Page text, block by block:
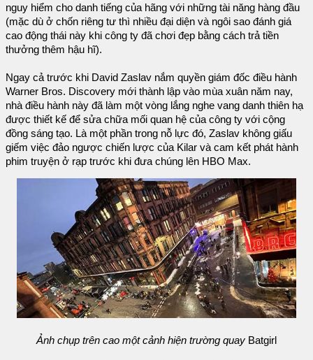
nguy hiểm cho danh tiếng của hãng với những tài năng hàng đầu
(mặc dù ở chốn riêng tư thì nhiều đại diện và ngôi sao đánh giá
cao động thái này khi công ty đã chơi đẹp bằng cách trả tiền
thưởng thêm hậu hĩ).
Ngay cả trước khi David Zaslav nắm quyền giám đốc điều hành
Warner Bros. Discovery mới thành lập vào mùa xuân năm nay,
nhà điều hành này đã làm một vòng lắng nghe vang danh thiên hạ
được thiết kế để sửa chữa mối quan hệ của công ty với cộng
đồng sáng tạo. Là một phần trong nỗ lực đó, Zaslav không giấu
giếm việc đảo ngược chiến lược của Kilar và cam kết phát hành
phim truyện ở rạp trước khi đưa chúng lên HBO Max.
Ảnh chụp trên cao một cảnh hiện trường quay Batgirl